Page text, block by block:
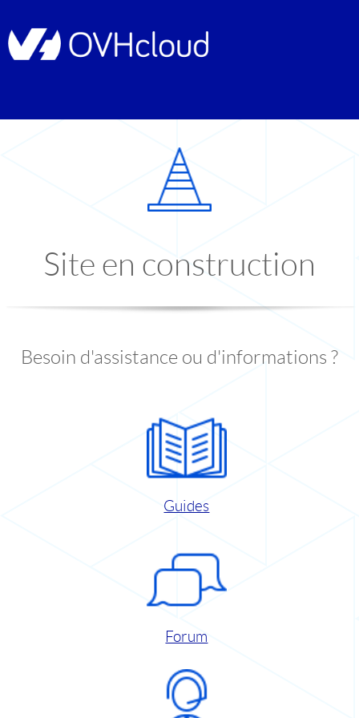
Site en construction
Besoin d'assistance ou d'informations ?
Guides
Forum